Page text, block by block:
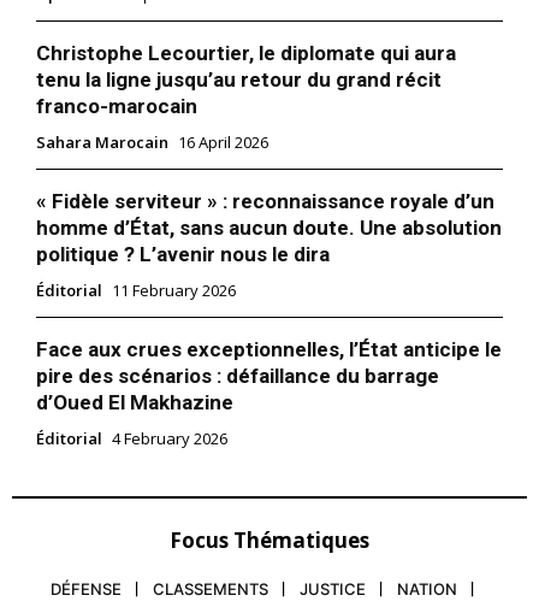
Au cœur des tumultes d’un
débat qui aurait pu paraître
superficiel, Ahmed Toufiq,
ministre des Affaires
islamiques, nous a gratifiés
d'une épître d’une profondeur
rare. Ce texte, rappelant les
comme Al-Ghazali — avec
qui il partage le soufisme
savant et raffiné ainsi que
l’adhésion à la…
4 December 2024
Christophe Lecourtier, le diplomate qui aura
tenu la ligne jusqu’au retour du grand récit
franco-marocain
Sahara Marocain 16 April 2026
« Fidèle serviteur » : reconnaissance royale d’un
homme d’État, sans aucun doute. Une absolution
politique ? L’avenir nous le dira
Éditorial 11 February 2026
Face aux crues exceptionnelles, l’État anticipe le
pire des scénarios : défaillance du barrage
d’Oued El Makhazine
Éditorial 4 February 2026
Focus Thématiques
DÉFENSE CLASSEMENTS JUSTICE
NATION